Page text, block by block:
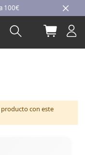
Buscar Mi
con este